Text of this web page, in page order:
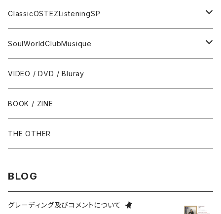
トランペット - Trumpet
トロンボーン - Trombone
フルート/クラリネット - Flute / Clarinet
ヴァイヴ/オルガン - Vibraphone/organ
ギター・ベース・ドラム - g / b / ds
Accordion / Bandoneon
SURF / INSTRO
FOLK / SSW
COUNTRY / BLUEGRASS
HILLBILLY / ROCKABILLY / R&R
70s-moderns POPS
NEO ROCKABILLY / PSYCHOBILLY
グループサウンズ - GS
にほんのポップス
アイドル
ニューミュージック / にほんのフォーク
にほんのロック
にほんのハードロック・ヘヴィメタル
ClassicOSTEZListeningSP
CLASSIC
サウンド・トラック/映画音楽 - SOUNDTRACKS
にほんのテレビ主題歌・テーマ
COMEDY / SPOKEN WORD / READING
NOVELTY / SABPM
現代音楽Contemporary / PostModern
SoulWorldClubMusique
SOUL / FUNK
BLUES
GOSPEL / CCM
ROOTS REGGAE / DUB
VIDEO / DVD / Bluray
BOOK / ZINE
THE OTHER
BLOG
グレーディング及びコメントについて